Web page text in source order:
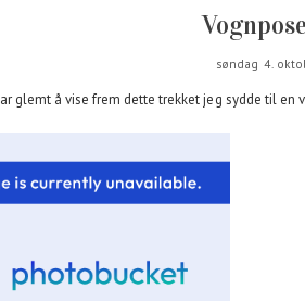
søndag 4.
glemt å vise frem dette trekket jeg sydde til en